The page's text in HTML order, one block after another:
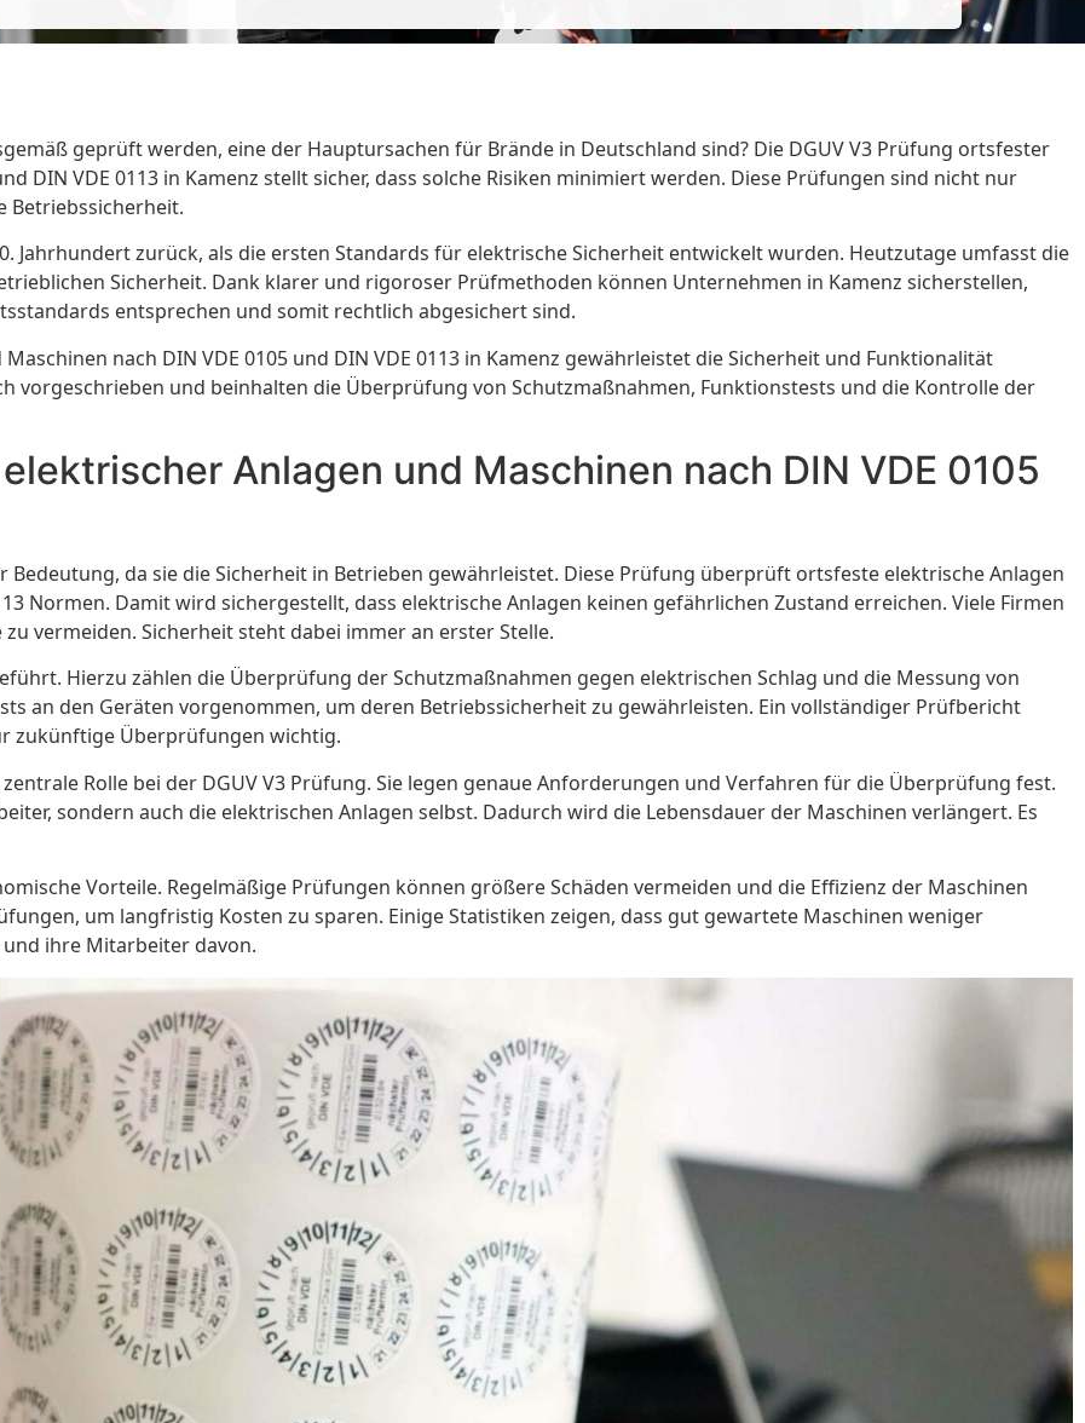
geprüft werden, eine der Hauptursachen für Brände in Deutschland sind? Die DGUV V3 Prüfung ortsfester
DIN VDE 0113 in Kamenz stellt sicher, dass solche Risiken minimiert werden. Diese Prüfungen sind nicht nur
Betriebssicherheit.
Jahrhundert zurück, als die ersten Standards für elektrische Sicherheit entwickelt wurden. Heutzutage umfasst die
Sicherheit. Dank klarer und rigoroser Prüfmethoden können Unternehmen in Kamenz sicherstellen,
entsprechen und somit rechtlich abgesichert sind.
Maschinen nach DIN VDE 0105 und DIN VDE 0113 in Kamenz gewährleistet die Sicherheit und Funktionalität
vorgeschrieben und beinhalten die Überprüfung von Schutzmaßnahmen, Funktionstests und die Kontrolle der
Anlagen und Maschinen nach DIN VDE 0105
Bedeutung, da sie die Sicherheit in Betrieben gewährleistet. Diese Prüfung überprüft ortsfeste elektrische Anlagen
Normen. Damit wird sichergestellt, dass elektrische Anlagen keinen gefährlichen Zustand erreichen. Viele Firmen
vermeiden. Sicherheit steht dabei immer an erster Stelle.
Hierzu zählen die Überprüfung der Schutzmaßnahmen gegen elektrischen Schlag und die Messung von
an den Geräten vorgenommen, um deren Betriebssicherheit zu gewährleisten. Ein vollständiger Prüfbericht
zukünftige Überprüfungen wichtig.
zentrale Rolle bei der DGUV V3 Prüfung. Sie legen genaue Anforderungen und Verfahren für die Überprüfung fest.
sondern auch die elektrischen Anlagen selbst. Dadurch wird die Lebensdauer der Maschinen verlängert. Es
Vorteile. Regelmäßige Prüfungen können größere Schäden vermeiden und die Effizienz der Maschinen
um langfristig Kosten zu sparen. Einige Statistiken zeigen, dass gut gewartete Maschinen weniger
ihre Mitarbeiter davon.